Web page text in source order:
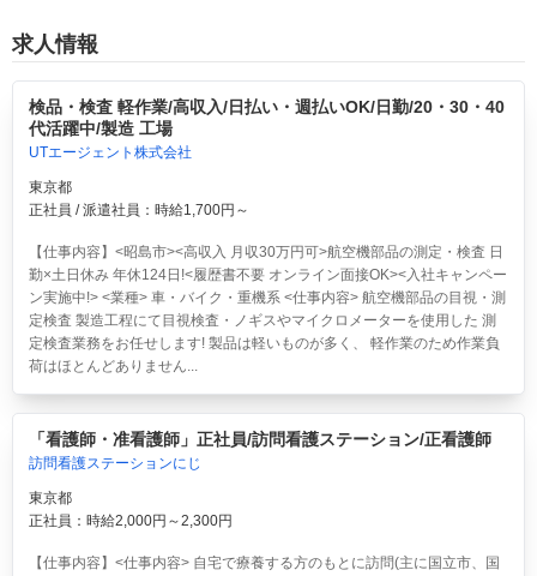
求人情報
検品・検査 軽作業/高収入/日払い・週払いOK/日勤/20・30・40
代活躍中/製造 工場
UTエージェント株式会社
東京都
正社員 / 派遣社員：時給1,700円～
【仕事内容】<昭島市><高収入 月収30万円可>航空機部品の測定・検査 日
勤×土日休み 年休124日!<履歴書不要 オンライン面接OK><入社キャンペー
ン実施中!> <業種> 車・バイク・重機系 <仕事内容> 航空機部品の目視・測
定検査 製造工程にて目視検査・ノギスやマイクロメーターを使用した 測
定検査業務をお任せします! 製品は軽いものが多く、 軽作業のため作業負
荷はほとんどありません...
「看護師・准看護師」正社員/訪問看護ステーション/正看護師
訪問看護ステーションにじ
東京都
正社員：時給2,000円～2,300円
【仕事内容】<仕事内容> 自宅で療養する方のもとに訪問(主に国立市、国